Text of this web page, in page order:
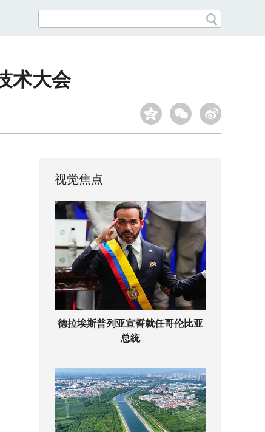
术大会
视觉焦点
德拉埃斯普列亚宣誓就任哥伦比亚
总统